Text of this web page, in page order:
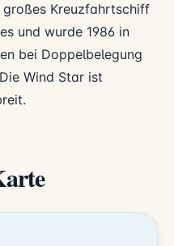
großes Kreuzfahrtschiff
und wurde 1986 in
bei Doppelbelegung
Wind Star ist